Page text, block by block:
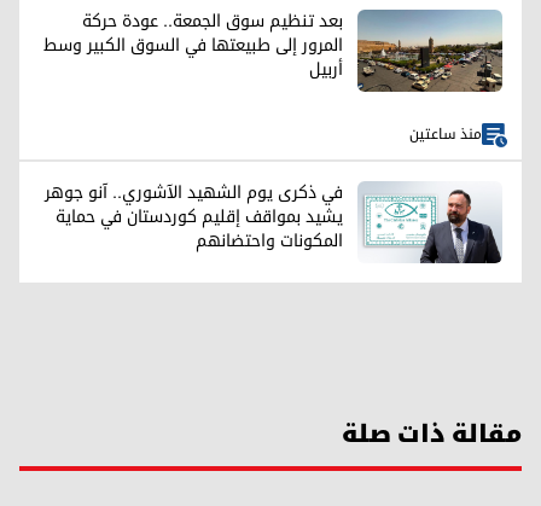
بعد تنظيم سوق الجمعة.. عودة حركة
المرور إلى طبيعتها في السوق الكبير وسط
أربيل
منذ ساعتين
في ذكرى يوم الشهيد الآشوري.. آنو جوهر
يشيد بمواقف إقليم كوردستان في حماية
المكونات واحتضانهم
مقالة ذات صلة